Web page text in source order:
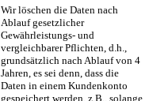
Wir löschen die Daten nach
Ablauf gesetzlicher
Gewährleistungs- und
vergleichbarer Pflichten, d.h.,
grundsätzlich nach Ablauf von 4
Jahren, es sei denn, dass die
Daten in einem Kundenkonto
gespeichert werden, z.B., solange